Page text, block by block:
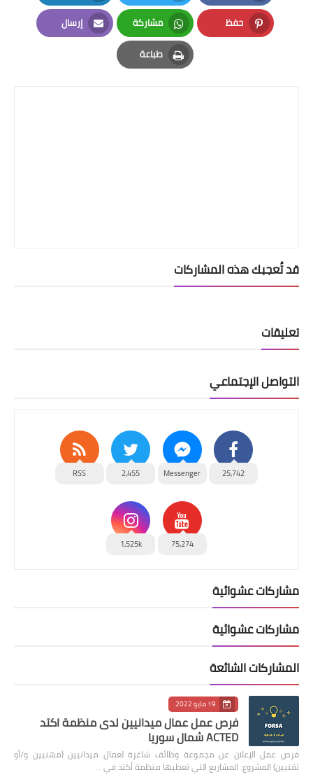
Facebook
Twitter
LinkedIn
حفظ
Pinterest
مشاركة
Whatsapp
إرسال
Email
طباعة
Print
قد تُعجبك هذه المشاركات
تعليقات
التواصل الإجتماعي
25,742
Messenger
2,455
RSS
75,274
1,525k
مشاركات عشوائية
مشاركات عشوائية
المشاركات الشائعة
19 مايو 2022
فرص عمل عمال ميدانيين لدى منظمة اكتد
ACTED شمال سوريا
فرص عمل الإعلان عن مجموعة وظائف شاغرة لعمال ميدانيين (مهنيين و/أو
تقنيين) المشروع: المشاريع التي تغطيها منظمة أكتد في …